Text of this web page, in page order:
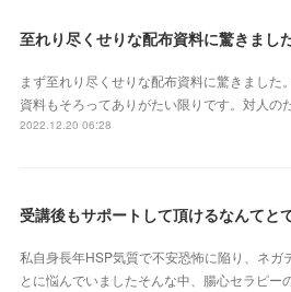
至れり尽くせりな配布資料に驚きまし
まず至れり尽くせりな配布資料に驚きました
資料もそろってありがたい限りです。対人の
2022.12.20 06:28
私自身長年HSP気質で不安恐怖に陥り、ネガ
とに悩んでいましたそんな中、腸心セラピー